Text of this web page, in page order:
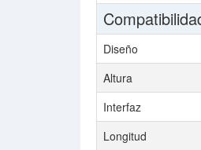
Diseño
Altura
Interfaz
Longitud